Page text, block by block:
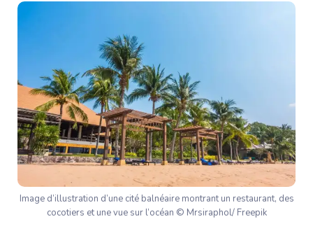
Image d’illustration d’une cité balnéaire montrant un restaurant, des
cocotiers et une vue sur l’océan © Mrsiraphol/ Freepik